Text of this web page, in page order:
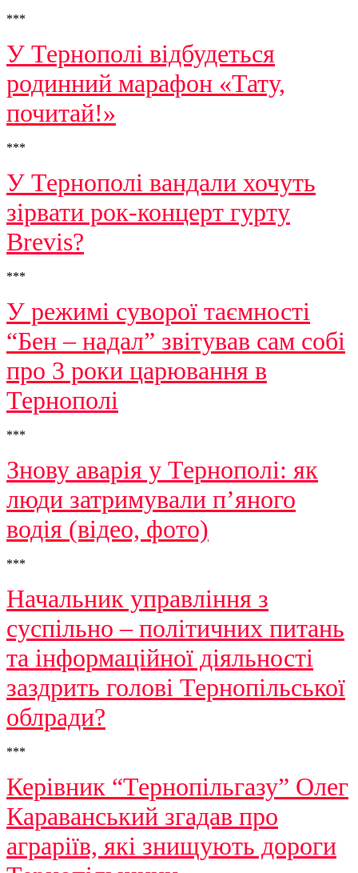
***
У Тернополі відбудеться
родинний марафон «Тату,
почитай!»
***
У Тернополі вандали хочуть
зірвати рок-концерт гурту
Brevis?
***
У режимі суворої таємності
“Бен – надал” звітував сам собі
про 3 роки царювання в
Тернополі
***
Знову аварія у Тернополі: як
люди затримували п’яного
водія (відео, фото)
***
Начальник управління з
суспільно – політичних питань
та інформаційної діяльності
заздрить голові Тернопільської
облради?
***
Керівник “Тернопільгазу” Олег
Караванський згадав про
аграріїв, які знищують дороги